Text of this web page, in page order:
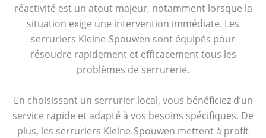
réactivité est un atout majeur, notamment lorsque la
situation exige une intervention immédiate. Les
serruriers Kleine-Spouwen sont équipés pour
résoudre rapidement et efficacement tous les
problèmes de serrurerie.
En choisissant un serrurier local, vous bénéficiez d’un
service rapide et adapté à vos besoins spécifiques. De
plus, les serruriers Kleine-Spouwen mettent à profit